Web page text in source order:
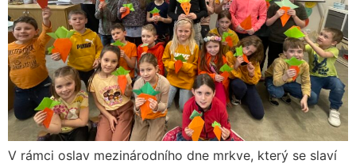
V rámci oslav mezinárodního dne mrkve, který se slaví